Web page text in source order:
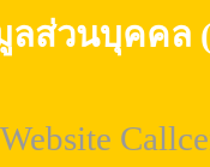
ส่วนบุคคล